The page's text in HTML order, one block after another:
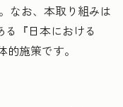
なお、本取り組みは
る『日本における
施策です。